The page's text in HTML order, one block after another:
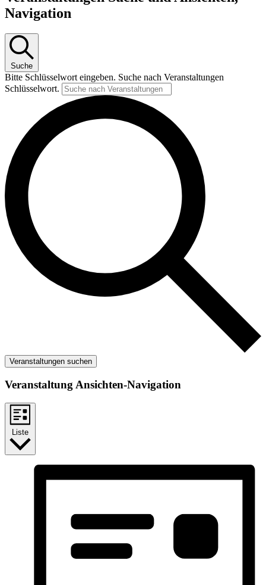
Navigation
Suche
Bitte Schlüsselwort eingeben. Suche nach Veranstaltungen
Schlüsselwort.
Veranstaltungen suchen
Veranstaltung Ansichten-Navigation
Liste